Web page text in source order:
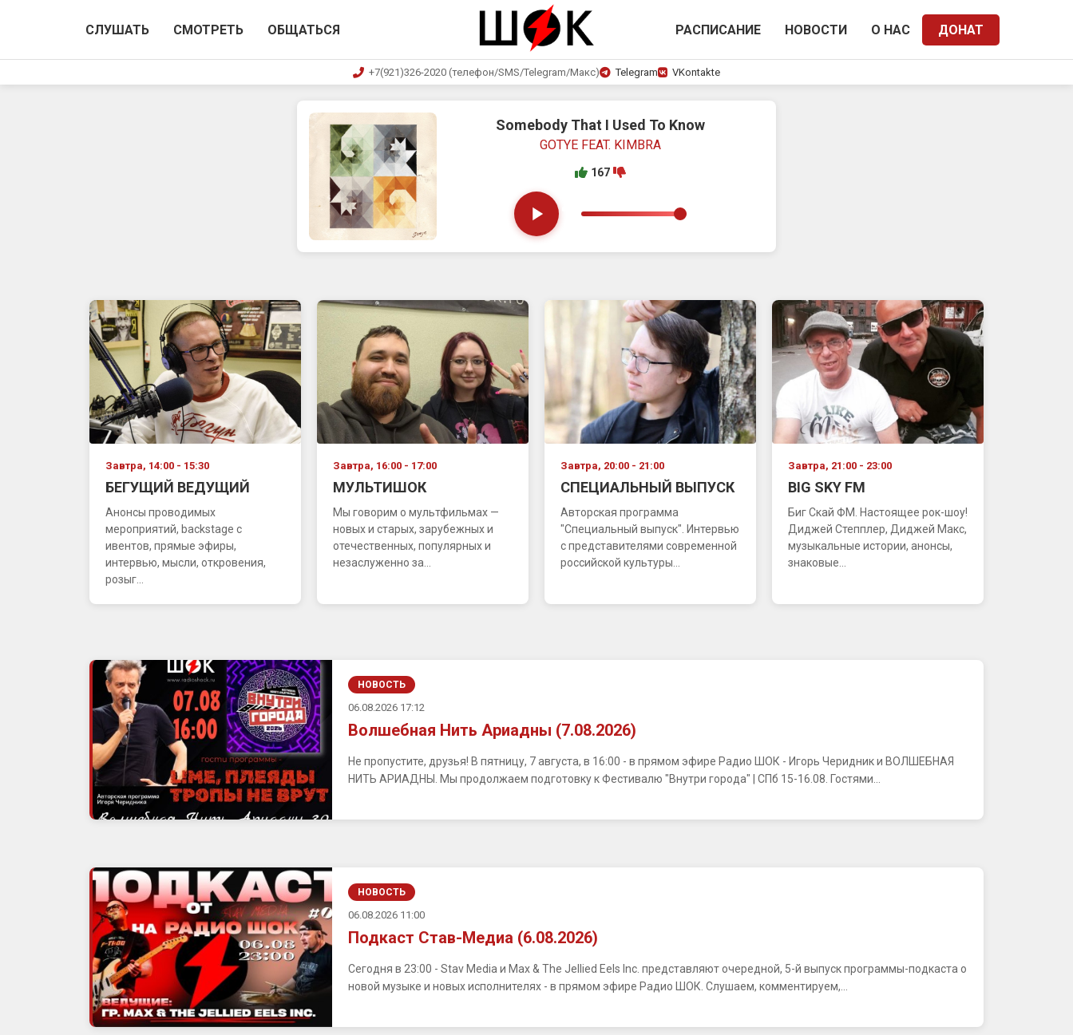
СЛУШАТЬ СМОТРЕТЬ ОБЩАТЬСЯ РАСПИСАНИЕ НОВОСТИ О НАС ДОНАТ
+7(921)326-2020 (телефон/SMS/Telegram/Макс) Telegram VKontakte
Somebody That I Used To Know
GOTYE FEAT. KIMBRA
167
Завтра, 14:00 - 15:30
БЕГУЩИЙ ВЕДУЩИЙ
Анонсы проводимых
мероприятий, backstage с
ивентов, прямые эфиры,
интервью, мысли, откровения,
розыг...
Завтра, 16:00 - 17:00
МУЛЬТИШОК
Мы говорим о мультфильмах —
новых и старых, зарубежных и
отечественных, популярных и
незаслуженно за...
Завтра, 20:00 - 21:00
СПЕЦИАЛЬНЫЙ ВЫПУСК
Авторская программа
"Специальный выпуск". Интервью
с представителями современной
российской культуры...
Завтра, 21:00 - 23:00
BIG SKY FM
Биг Скай ФМ. Настоящее рок-шоу!
Диджей Степплер, Диджей Макс,
музыкальные истории, анонсы,
знаковые...
НОВОСТЬ
06.08.2026 17:12
Волшебная Нить Ариадны (7.08.2026)
Не пропустите, друзья! В пятницу, 7 августа, в 16:00 - в прямом эфире Радио ШОК - Игорь Черидник и ВОЛШЕБНАЯ
НИТЬ АРИАДНЫ. Мы продолжаем подготовку к Фестивалю "Внутри города" | СПб 15-16.08. Гостями...
НОВОСТЬ
06.08.2026 11:00
Подкаст Став-Медиа (6.08.2026)
Сегодня в 23:00 - Stav Media и Max & The Jellied Eels Inc. представляют очередной, 5-й выпуск программы-подкаста о
новой музыке и новых исполнителях - в прямом эфире Радио ШОК. Слушаем, комментируем,...